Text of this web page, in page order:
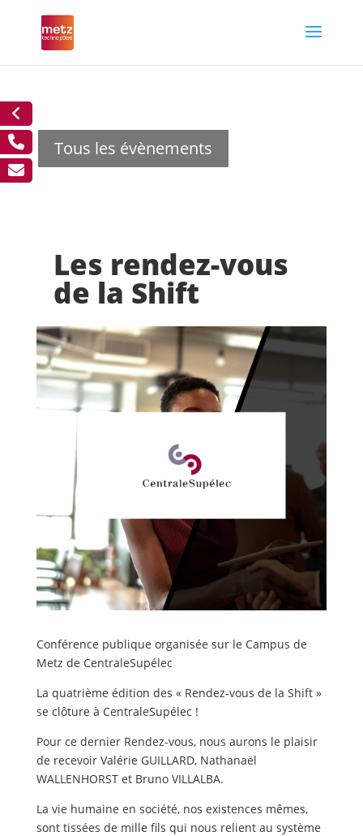
Tous les évènements
Les rendez-vous
de la Shift
Conférence publique organisée sur le Campus de
Metz de CentraleSupélec
La quatrième édition des « Rendez-vous de la Shift »
se clôture à CentraleSupélec !
Pour ce dernier Rendez-vous, nous aurons le plaisir
de recevoir Valérie GUILLARD, Nathanaël
WALLENHORST et Bruno VILLALBA.
La vie humaine en société, nos existences mêmes,
sont tissées de mille fils qui nous relient au système